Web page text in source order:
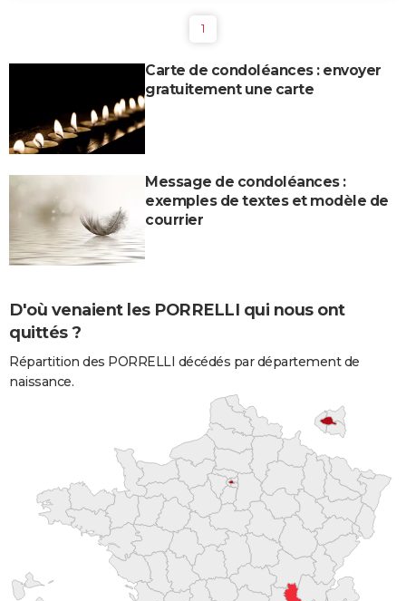
1
Carte de condoléances : envoyer
gratuitement une carte
Message de condoléances :
exemples de textes et modèle de
courrier
D'où venaient les PORRELLI qui nous ont
quittés ?
Répartition des PORRELLI décédés par département de
naissance.